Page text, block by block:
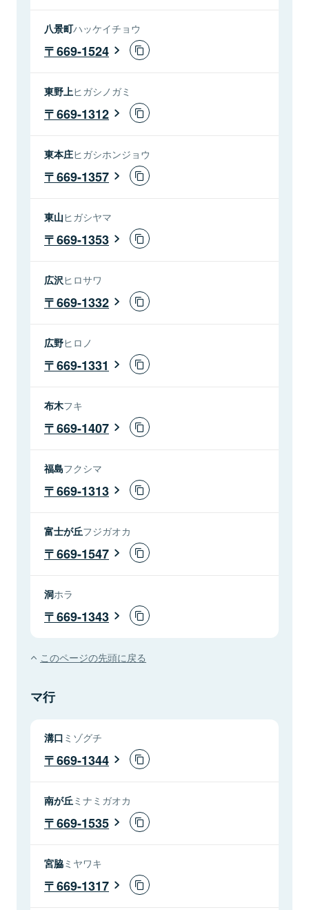
八景町ハッケイチョウ
669-1524
東野上ヒガシノガミ
669-1312
東本庄ヒガシホンジョウ
669-1357
東山ヒガシヤマ
669-1353
広沢ヒロサワ
669-1332
広野ヒロノ
669-1331
布木フキ
669-1407
福島フクシマ
669-1313
富士が丘フジガオカ
669-1547
洞ホラ
669-1343
このページの先頭に戻る
マ行
溝口 ミゾグチ
669-1344
南が丘 ミナミガオカ
669-1535
宮脇ミヤワキ
669-1317